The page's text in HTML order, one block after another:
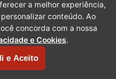
20 6 4
10 5 5
5
a melhor experiência,
conteúdo. Ao
concorda com a nossa
e Cookies.
e Aceito